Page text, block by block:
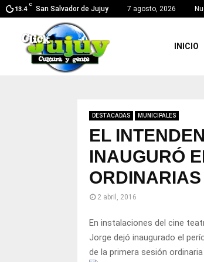
13.4
C
San Salvador de Jujuy 7 agosto, 2026
INICIO
DESTACADAS MUNICIPALES
EL
INAUGURÓ
2 abril, 2016
En instalaciones del cine
Jorge dejó inaugurado el
de la primera sesión